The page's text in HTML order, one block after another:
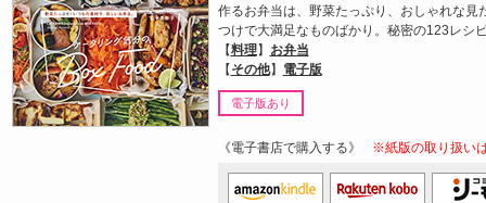
作るお弁当は、野菜たっぷり、おしゃれな見
つけで大満足なものばかり。秘密の123レシ
【料理】
お弁当
【 その他】 電子版
電子版あり
《電子書店で購入する》 ※紙版の取り扱い